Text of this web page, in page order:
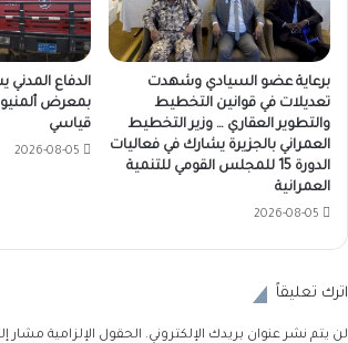
برعاية عضو السيادي وشهدت
تعديلات في قوانين التخطيط
والتطوير العقاري … وزير التخطيط
العمراني بالجزيرة يشارك في فعاليات
الدورة 15 للمجلس القومي للتنمية
العمرانية
2026-08-05
الدفاع
بمعرض
قياسي
2026-08-05
اترك تعليقاً
لن يتم نشر عنوان بريدك الإلكتروني. الحقول الإلزامية مشار